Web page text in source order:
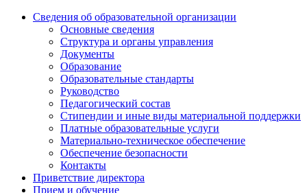
Сведения об образовательной организации
Основные сведения
Структура и органы управления
Документы
Образование
Образовательные стандарты
Руководство
Педагогический состав
Стипендии и иные виды материальной поддержки
Платные образовательные услуги
Материально-техническое обеспечение
Обеспечение безопасности
Контакты
Приветствие директора
Прием и обучение